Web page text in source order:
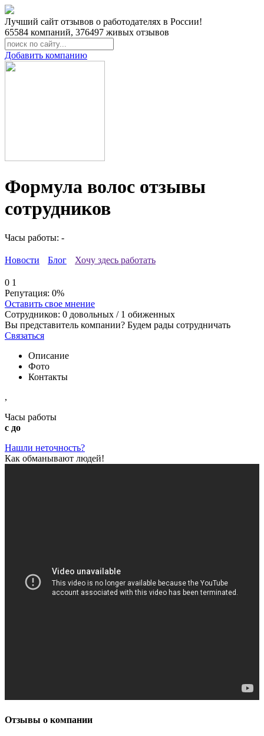
Лучший сайт отзывов о работодателях в России!
65584 компаний, 376497 живых отзывов
Добавить компанию
Формула волос отзывы
сотрудников
Часы работы: -
Новости Блог Хочу здесь работать
0 1
Репутация: 0%
Оставить свое мнение
Сотрудников: 0 довольных / 1 обиженных
Вы представитель компании? Будем рады сотрудничать
Связаться
Описание
Фото
Контакты
,
Часы работы
с до
Нашли неточность?
Как обманывают людей!
Отзывы о компании